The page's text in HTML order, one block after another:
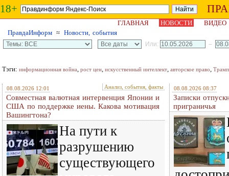
18+
ГЛАВНАЯ НОВОСТИ
ВИДЕО
ПравдаИнформ ≈ Новости, события
Или: –
Тэги: информационная война, рост цен, искусственный интеллект, авторское право, Трамп
08.08.2026 12:01 Анализ, события, факты
Совместная валютная интервенция Японии и
США по поддержке иены. Какова мотивация
Вашингтона?
На пути к
разрушению
существующего
08.08.2026 08:37
Записки
приграничья